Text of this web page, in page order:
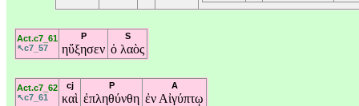
Act.c7_61
↖c7_57
P
ηὔξησεν
S
ὁ λαὸς
Act.c7_62
↖c7_61
cj
καὶ
P
ἐπληθύνθη
A
ἐν Αἰγύπτῳ